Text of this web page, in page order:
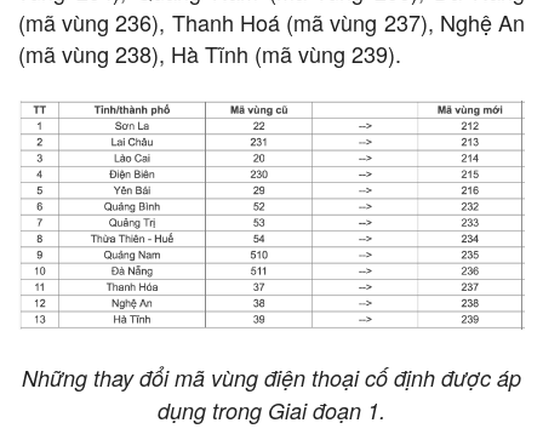
(mã vùng 236), Thanh Hoá (mã vùng 237), Nghệ An
(mã vùng 238), Hà Tĩnh (mã vùng 239).
Những thay đổi mã vùng điện thoại cố định được áp
dụng trong Giai đoạn 1.